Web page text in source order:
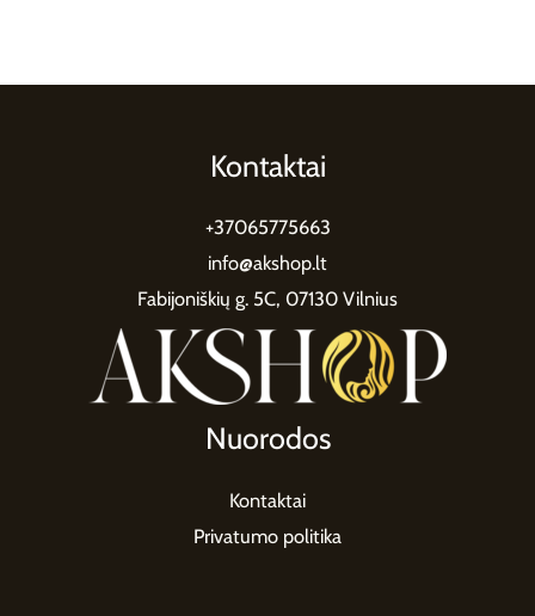
Kontaktai
+37065775663
info@akshop.lt
Fabijoniškių g. 5C, 07130 Vilnius
Nuorodos
Kontaktai
Privatumo politika